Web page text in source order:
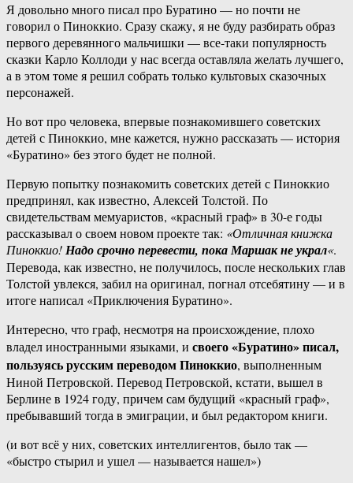
Я довольно много писал про Буратино — но почти не
говорил о Пиноккио. Сразу скажу, я не буду разбирать образ
первого деревянного мальчишки — все-таки популярность
сказки Карло Коллоди у нас всегда оставляла желать лучшего,
а в этом томе я решил собрать только культовых сказочных
персонажей.
Но вот про человека, впервые познакомившего советских
детей с Пиноккио, мне кажется, нужно рассказать — история
«Буратино» без этого будет не полной.
Первую попытку познакомить советских детей с Пиноккио
предпринял, как известно, Алексей Толстой. По
свидетельствам мемуаристов, «красный граф» в 30-е годы
рассказывал о своем новом проекте так: «Отличная книжка
Пиноккио!Надо срочно перевести, пока Маршак не украл«.
Перевода, как известно, не получилось, после нескольких глав
Толстой увлекся, забил на оригинал, погнал отсебятину — и в
итоге написал «Приключения Буратино».
Интересно, что граф, несмотря на происхождение, плохо
владел иностранными языками, и своего «Буратино» писал,
пользуясь русским переводом Пиноккио, выполненным
Ниной Петровской. Перевод Петровской, кстати, вышел в
Берлине в 1924 году, причем сам будущий «красный граф»,
пребывавший тогда в эмиграции, и был редактором книги.
(и вот всё у них, советских интеллигентов, было так —
«быстро стырил и ушел — называется нашел»)